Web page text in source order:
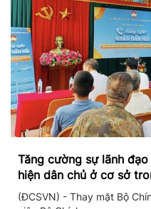
Tăng cường sự lãnh
hiện dân chủ ở cơ sở
(ĐCSVN) - Thay mặt Bộ